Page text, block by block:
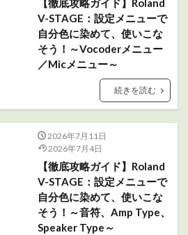
【徹底攻略ガイド】Roland
V-STAGE：設定メニューで
自分色に染めて、使いこな
そう！～Vocoderメニュー
／Micメニュー～
続きを読む
2026年7月11日
2026年7月4日
【徹底攻略ガイド】Roland
V-STAGE：設定メニューで
自分色に染めて、使いこな
そう！～音符、Amp Type、
Speaker Type～